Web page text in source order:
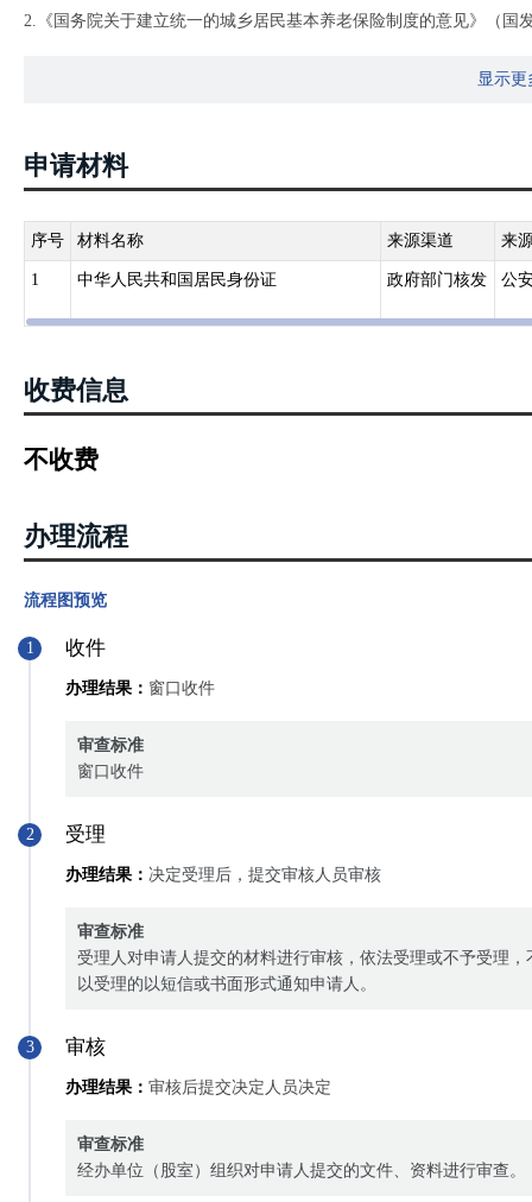
2.《国务院关于建立统一的城乡居民基本养老保险制度的意见》（国
件），到户籍所在地村（居）委会提出参保申请……。
显示更
申请材料
序号 材料名称 来源渠道 来
1 中华人民共和国居民身份证 政府部门核发 公
收费信息
不收费
办理流程
流程图预览
1 收件
办理结果： 窗口收件
审查标准
窗口收件
2 受理
办理结果： 决定受理后，提交审核人员审核
审查标准
受理人对申请人提交的材料进行审核，依法受理或不予受理
以受理的以短信或书面形式通知申请人。
3 审核
办理结果： 审核后提交决定人员决定
审查标准
经办单位（股室）组织对申请人提交的文件、资料进行审查。